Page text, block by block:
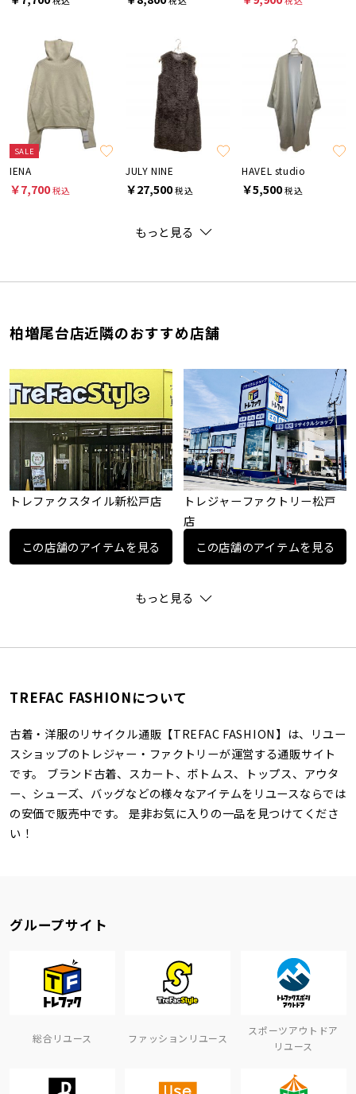
SALE
IENA
￥7,700税込
JULY NINE
￥27,500税込
HAVEL studio
￥5,500税込
もっと見る
柏増尾台店近隣のおすすめ店舗
トレファクスタイル新松戸店
この店舗のアイテムを見る
トレジャーファクトリー松戸
店
この店舗のアイテムを見る
もっと見る
TREFAC FASHIONについて
古着・洋服のリサイクル通販【TREFAC FASHION】は、リユー
スショップのトレジャー・ファクトリーが運営する通販サイト
です。 ブランド古着、スカート、ボトムス、トップス、アウタ
ー、シューズ、バッグなどの様々なアイテムをリユースならでは
の安価で販売中です。 是非お気に入りの一品を見つけてくださ
い！
グループサイト
総合リユース ファッションリユース
スポーツアウトドア
リユース